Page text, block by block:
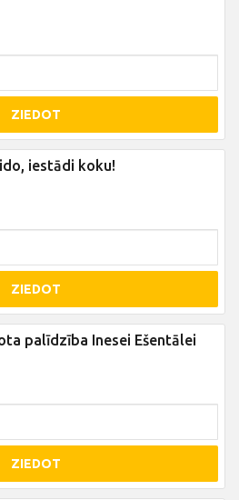
ZIEDOT
iestādi koku!
ZIEDOT
palīdzība Inesei Ešentālei
ZIEDOT